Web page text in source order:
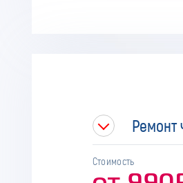
Ремонт
Стоимость